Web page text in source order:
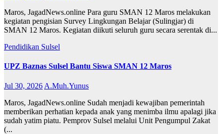
Maros, JagadNews.online Para guru SMAN 12 Maros melakukan
kegiatan pengisian Survey Lingkungan Belajar (Sulingjar) di
SMAN 12 Maros. Kegiatan diikuti seluruh guru secara serentak di...
Pendidikan Sulsel
UPZ Baznas Sulsel Bantu Siswa SMAN 12 Maros
Jul 30, 2026 A.Muh.Yunus
Maros, JagadNews.online Sudah menjadi kewajiban pemerintah
memberikan perhatian kepada anak yang menimba ilmu apalagi jika
sudah yatim piatu. Pemprov Sulsel melalui Unit Pengumpul Zakat
(...